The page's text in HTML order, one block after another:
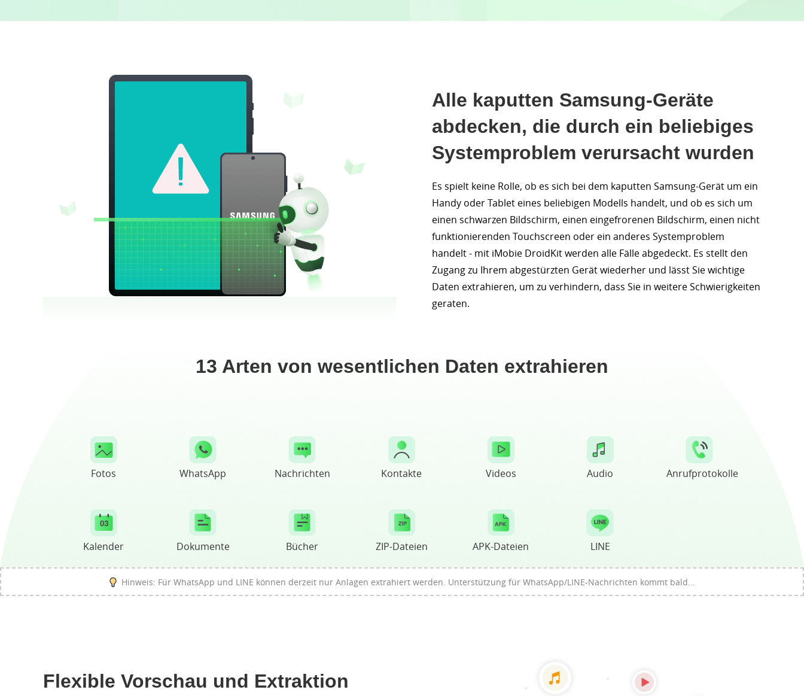
Alle kaputten Samsung-Geräte
abdecken, die durch ein beliebiges
Systemproblem verursacht wurden
Es spielt keine Rolle, ob es sich bei dem kaputten Samsung-Gerät um ein
Handy oder Tablet eines beliebigen Modells handelt, und ob es sich um
einen schwarzen Bildschirm, einen eingefrorenen Bildschirm, einen nicht
funktionierenden Touchscreen oder ein anderes Systemproblem
handelt - mit iMobie DroidKit werden alle Fälle abgedeckt. Es stellt den
Zugang zu Ihrem abgestürzten Gerät wiederher und lässt Sie wichtige
Daten extrahieren, um zu verhindern, dass Sie in weitere Schwierigkeiten
geraten.
13 Arten von wesentlichen Daten extrahieren
Fotos WhatsApp Nachrichten Kontakte Videos Audio Anrufprotokolle
Kalender Dokumente Bücher ZIP-Dateien APK-Dateien LINE
Hinweis: Für WhatsApp und LINE können derzeit nur Anlagen extrahiert werden. Unterstützung für WhatsApp/LINE-Nachrichten kommt bald...
Flexible Vorschau und Extraktion